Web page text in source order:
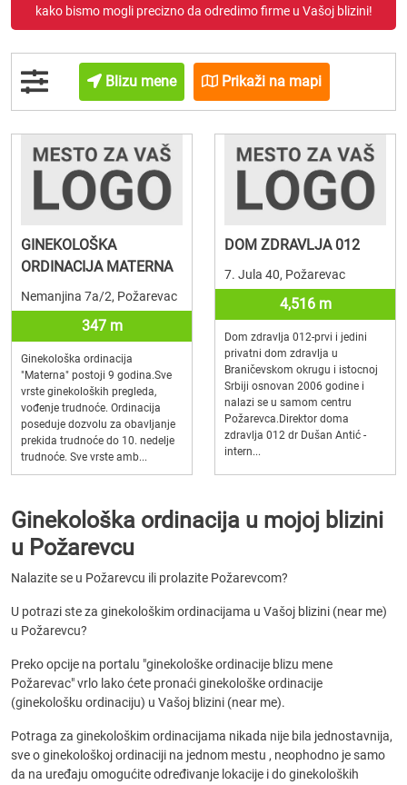
kako bismo mogli precizno da odredimo firme u Vašoj blizini!
Blizu mene Prikaži na mapi
GINEKOLOŠKA
ORDINACIJA MATERNA
Nemanjina 7a/2, Požarevac
347 m
Ginekološka ordinacija
"Materna" postoji 9 godina.Sve
vrste ginekoloških pregleda,
vođenje trudnoće. Ordinacija
poseduje dozvolu za obavljanje
prekida trudnoće do 10. nedelje
trudnoće. Sve vrste amb...
DOM ZDRAVLJA 012
7. Jula 40, Požarevac
4,516 m
Dom zdravlja 012-prvi i jedini
privatni dom zdravlja u
Braničevskom okrugu i istocnoj
Srbiji osnovan 2006 godine i
nalazi se u samom centru
Požarevca.Direktor doma
zdravlja 012 dr Dušan Antić -
intern...
Ginekološka ordinacija u mojoj blizini
u Požarevcu
Nalazite se u Požarevcu ili prolazite Požarevcom?
U potrazi ste za ginekološkim ordinacijama u Vašoj blizini (near me)
u Požarevcu?
Preko opcije na portalu "ginekološke ordinacije blizu mene
Požarevac" vrlo lako ćete pronaći ginekološke ordinacije
(ginekološku ordinaciju) u Vašoj blizini (near me).
Potraga za ginekološkim ordinacijama nikada nije bila jednostavnija,
sve o ginekološkoj ordinaciji na jednom mestu , neophodno je samo
da na uređaju omogućite određivanje lokacije i do ginekoloških